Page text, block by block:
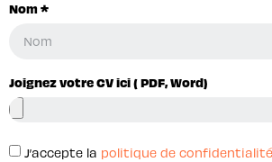
Nom *
Joignez votre CV ici ( PDF, Word)
J’accepte la politique de confidentialité